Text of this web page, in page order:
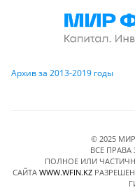
Архив за 2013-2019 годы
© 2025
ВСЕ
ПОЛНОЕ ИЛИ
САЙТА WWW.WFIN.KZ